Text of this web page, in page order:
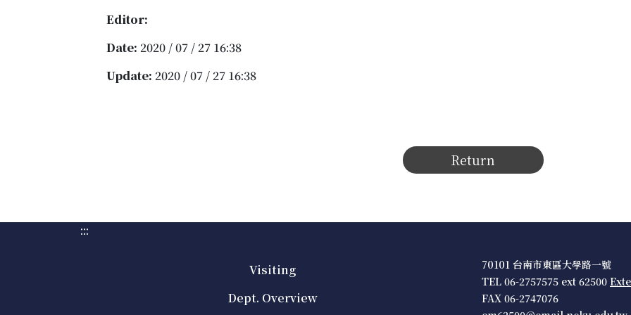
Editor:
Date: 2020 / 07 / 27 16:38
Update: 2020 / 07 / 27 16:38
Return
:::
Visiting
Dept. Overview
70101 台南市東區大學路一號
TEL 06-2757575 ext 62500
FAX 06-2747076